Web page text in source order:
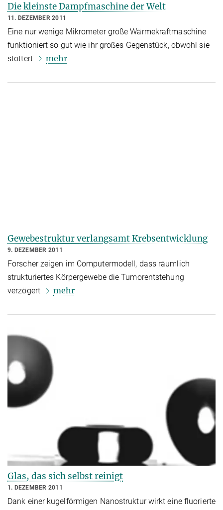
Die kleinste Dampfmaschine der Welt
11. DEZEMBER 2011
Eine nur wenige Mikrometer große Wärmekraftmaschine
funktioniert so gut wie ihr großes Gegenstück, obwohl sie
stottert
mehr
Gewebestruktur verlangsamt Krebsentwicklung
9. DEZEMBER 2011
Forscher zeigen im Computermodell, dass räumlich
strukturiertes Körpergewebe die Tumorentstehung
verzögert
mehr
Glas, das sich selbst reinigt
1. DEZEMBER 2011
Dank einer kugelförmigen Nanostruktur wirkt eine fluorierte